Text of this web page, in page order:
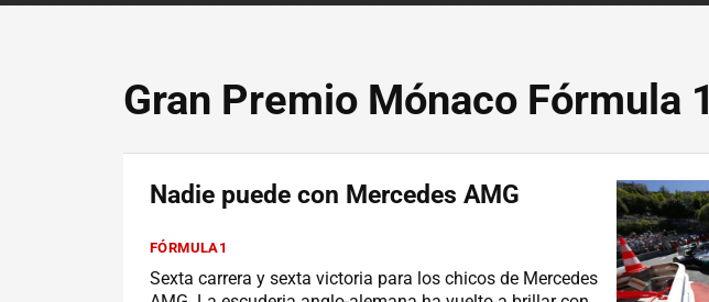
Gran Premio Mónaco Fórmula 1
Nadie puede con Mercedes AMG
FÓRMULA1
Sexta carrera y sexta victoria para los chicos de Mercedes